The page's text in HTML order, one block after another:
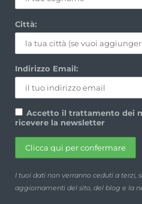
Città:
Indirizzo Email:
Accetto il trattamento dei
ricevere la newsletter
I tuoi dati non verranno ceduti a terzi,
aggiornamenti del sito, del blog e la